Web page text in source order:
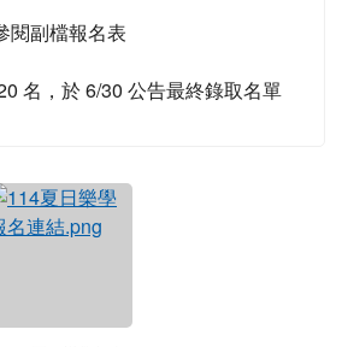
閱副檔報名表
名，於 6/30 公告最終錄取名單